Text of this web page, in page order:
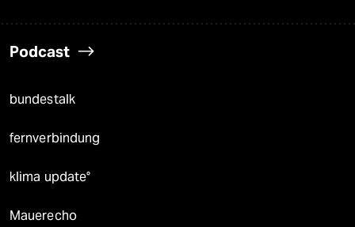
Podcast
bundestalk
fernverbindung
klima update°
Mauerecho